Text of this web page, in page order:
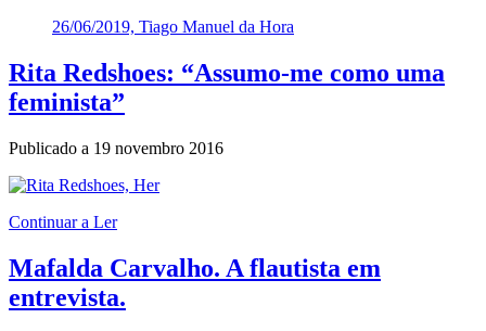
26/06/2019, Tiago Manuel da Hora
Rita Redshoes: “Assumo-me como uma
feminista”
Publicado a 19 novembro 2016
Continuar a Ler
Mafalda Carvalho. A flautista em
entrevista.